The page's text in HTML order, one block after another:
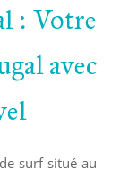
: Votre
avec
surf situé au